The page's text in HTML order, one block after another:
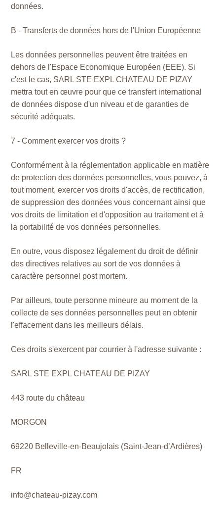
données.
B - Transferts de données hors de l'Union Européenne
Les données personnelles peuvent être traitées en
dehors de l'Espace Economique Européen (EEE). Si
c'est le cas, SARL STE EXPL CHATEAU DE PIZAY
mettra tout en œuvre pour que ce transfert international
de données dispose d'un niveau et de garanties de
sécurité adéquats.
7 - Comment exercer vos droits ?
Conformément à la réglementation applicable en matière
de protection des données personnelles, vous pouvez, à
tout moment, exercer vos droits d'accès, de rectification,
de suppression des données vous concernant ainsi que
vos droits de limitation et d'opposition au traitement et à
la portabilité de vos données personnelles.
En outre, vous disposez légalement du droit de définir
des directives relatives au sort de vos données à
caractère personnel post mortem.
Par ailleurs, toute personne mineure au moment de la
collecte de ses données personnelles peut en obtenir
l'effacement dans les meilleurs délais.
Ces droits s'exercent par courrier à l'adresse suivante :
SARL STE EXPL CHATEAU DE PIZAY
443 route du château
MORGON
69220 Belleville-en-Beaujolais (Saint-Jean-d’Ardières)
FR
info@chateau-pizay.com